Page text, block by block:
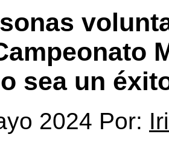
sea un
2024 Por: